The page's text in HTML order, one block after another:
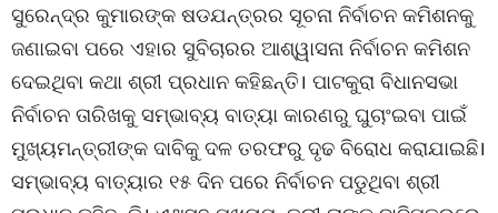
ସୁରେନ୍ଦ୍ର କୁମାରଙ୍କ ଷଡଯନ୍ତ୍ରର ସୂଚନା ନିର୍ବାଚନ କମିଶନକୁ
ଜଣାଇବା ପରେ ଏହାର ସୁବିଚାରର ଆଶ୍ୱାସନା ନିର୍ବାଚନ କମିଶନ
ଦେଇଥିବା କଥା ଶ୍ରୀ ପ୍ରଧାନ କହିଛନ୍ତି। ପାଟକୁରା ବିଧାନସଭା
ନିର୍ବାଚନ ତାରିଖକୁ ସମ୍ଭାବ୍ୟ ବାତ୍ୟା କାରଣରୁ ଘୁଚାଂଇବା ପାଇଁ
ମୁଖ୍ୟମନ୍ତ୍ରୀଙ୍କ ଦାବିକୁ ଦଳ ତରଫରୁ ଦୃଢ ବିରୋଧ କରାଯାଇଛି।
ସମ୍ଭାବ୍ୟ ବାତ୍ୟାର ୧୫ ଦିନ ପରେ ନିର୍ବାଚନ ପଡୁଥିବା ଶ୍ରୀ